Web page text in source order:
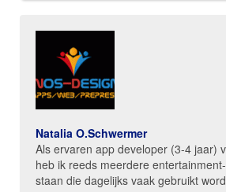
Natalia O.Schwermer
Als ervaren app developer (3-4 jaar)
heb ik reeds meerdere
staan die dagelijks vaak gebruikt